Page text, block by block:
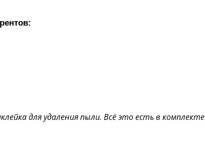
для удаления пыли. Всё это есть в комплекте